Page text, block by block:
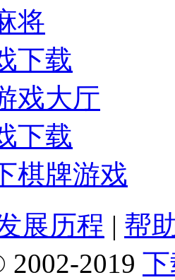
将
下载
戏大厅
下载
棋牌游戏
展历程 | 帮
2019